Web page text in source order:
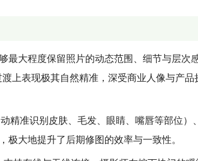
最大程度保留照片的动态范围、细节与层次
上表现极其自然精准，深受商业人像与产品
精准识别皮肤、毛发、眼睛、嘴唇等部位）
极大地提升了后期修图的效率与一致性。